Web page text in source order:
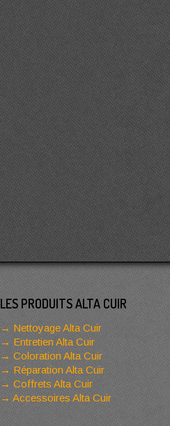
LES PRODUITS ALTA CUIR
Nettoyage Alta Cuir
Entretien Alta Cuir
Coloration Alta Cuir
Réparation Alta Cuir
Coffrets Alta Cuir
Accessoires Alta Cuir